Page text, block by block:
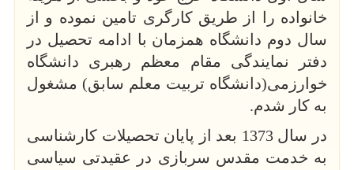
خانواده را از طریق کارگری تامین نموده و از
سال دوم دانشگاه همزمان با ادامه تحصیل در
دفتر نمایندگی مقام معظم رهبری دانشگاه
خوارزمی(دانشگاه تربیت معلم سابق) مشغول
به کار شدم.
در سال 1373 بعد از پایان تحصیلات کارشناسی
به خدمت مقدس سربازی در عقیدتی سیاسی